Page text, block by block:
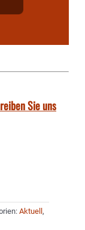
Sie uns
Aktuell ,